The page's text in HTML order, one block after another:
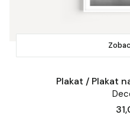
Plakat / Plakat